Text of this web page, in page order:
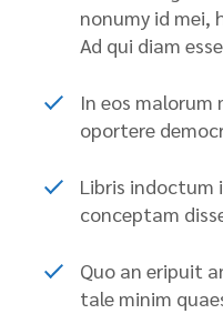
nonumy id mei,
Ad qui diam
In eos
oportere
Libris indoctum
conceptam
Quo an eripuit
tale minim